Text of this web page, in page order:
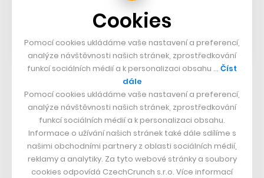
Cookies
Pomocí cookies ukládáme vaše nastavení a preferencí,
analýze návštěvnosti našich stránek, zprostředkování
funkcí sociálních médií a k personalizaci obsahu … Číst
dále
Pomocí cookies ukládáme vaše nastavení a preferencí,
analýze návštěvnosti našich stránek, zprostředkování
funkcí sociálních médií a k personalizaci obsahu.
Informace o užívání našich stránek také dále sdílíme s
našimi obchodními partnery z oblasti sociálních médií,
reklamy a analytiky. Za tyto webové stránky a soubory
cookies odpovídá CzechCrunch s.r.o. Více informací